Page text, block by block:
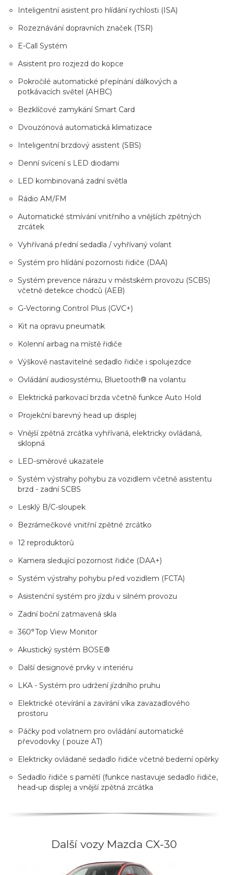
Inteligentní asistent pro hlídání rychlosti (ISA)
Rozeznávání dopravních značek (TSR)
E-Call Systém
Asistent pro rozjezd do kopce
Pokročilé automatické přepínání dálkových a
potkávacích světel (AHBC)
Bezklíčové zamykání Smart Card
Dvouzónová automatická klimatizace
Inteligentní brzdový asistent (SBS)
Denní svícení s LED diodami
LED kombinovaná zadní světla
Rádio AM/FM
Automatické stmívání vnitřního a vnějších zpětných
zrcátek
Vyhřívaná přední sedadla / vyhřívaný volant
Systém pro hlídání pozornosti řidiče (DAA)
Systém prevence nárazu v městském provozu (SCBS)
včetně detekce chodců (AEB)
G-Vectoring Control Plus (GVC+)
Kit na opravu pneumatik
Kolenní airbag na místě řidiče
Výškově nastavitelné sedadlo řidiče i spolujezdce
Ovládání audiosystému, Bluetooth® na volantu
Elektrická parkovací brzda včetně funkce Auto Hold
Projekční barevný head up displej
Vnější zpětná zrcátka vyhřívaná, elektricky ovládaná,
sklopná
LED-směrové ukazatele
Systém výstrahy pohybu za vozidlem včetně asistentu
brzd - zadní SCBS
Lesklý B/C-sloupek
Bezrámečkové vnitřní zpětné zrcátko
12 reproduktorů
Kamera sledující pozornost řidiče (DAA+)
Systém výstrahy pohybu před vozidlem (FCTA)
Asistenční systém pro jízdu v silném provozu
Zadní boční zatmavená skla
360°Top View Monitor
Akustický systém BOSE®
Další designové prvky v interiéru
LKA - Systém pro udržení jízdního pruhu
Elektrické otevírání a zavírání víka zavazadlového
prostoru
Páčky pod volatnem pro ovládání automatické
převodovky ( pouze AT)
Elektricky ovládané sedadlo řidiče včetně bederní opěrky
Sedadlo řidiče s pamětí (funkce nastavuje sedadlo řidiče,
head-up displej a vnější zpětná zrcátka
Další vozy Mazda CX-30